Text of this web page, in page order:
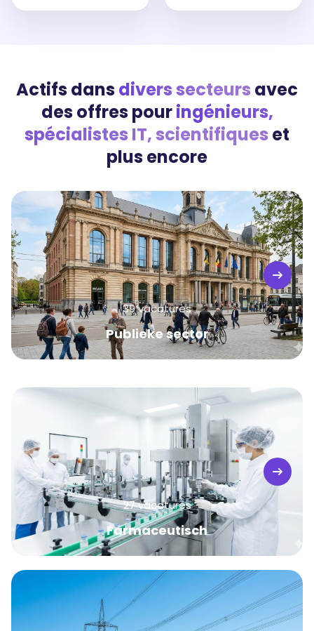
Actifs dansdivers secteurs avec
des offres pouringénieurs,
spécialistes IT, scientifiques et
plus encore
39 vacatures
Publieke sector
27 vacatures
Farmaceutisch